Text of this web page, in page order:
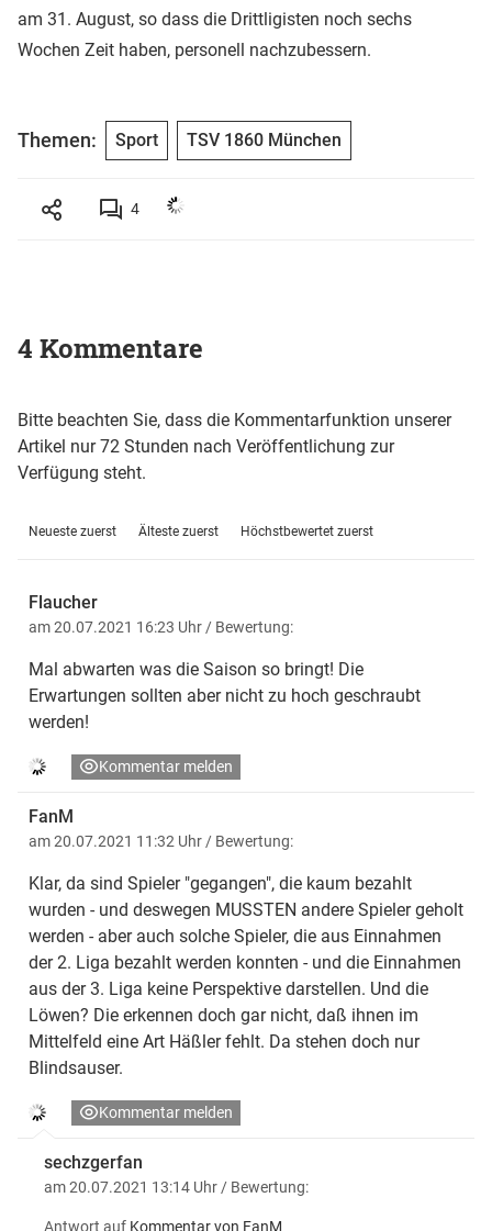
am 31. August, so dass die Drittligisten noch sechs
Wochen Zeit haben, personell nachzubessern.
Themen: Sport TSV 1860 München
4
4 Kommentare
Bitte beachten Sie, dass die Kommentarfunktion unserer
Artikel nur 72 Stunden nach Veröffentlichung zur
Verfügung steht.
Neueste zuerst Älteste zuerst Höchstbewertet zuerst
Flaucher
am 20.07.2021 16:23 Uhr / Bewertung:
Mal abwarten was die Saison so bringt! Die
Erwartungen sollten aber nicht zu hoch geschraubt
werden!
Kommentar melden
FanM
am 20.07.2021 11:32 Uhr / Bewertung:
Klar, da sind Spieler "gegangen", die kaum bezahlt
wurden - und deswegen MUSSTEN andere Spieler geholt
werden - aber auch solche Spieler, die aus Einnahmen
der 2. Liga bezahlt werden konnten - und die Einnahmen
aus der 3. Liga keine Perspektive darstellen. Und die
Löwen? Die erkennen doch gar nicht, daß ihnen im
Mittelfeld eine Art Häßler fehlt. Da stehen doch nur
Blindsauser.
Kommentar melden
sechzgerfan
am 20.07.2021 13:14 Uhr / Bewertung:
Antwort auf Kommentar von FanM